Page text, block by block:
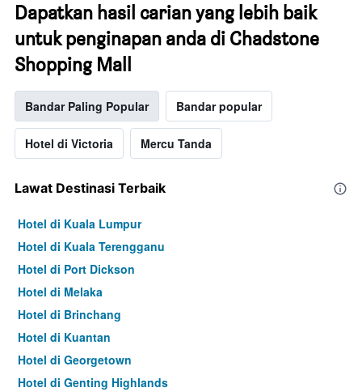
Dapatkan hasil carian yang lebih baik
untuk penginapan anda di Chadstone
Shopping Mall
Bandar Paling Popular Bandar popular
Hotel di Victoria Mercu Tanda
Lawat Destinasi Terbaik
Hotel di Kuala Lumpur
Hotel di Kuala Terengganu
Hotel di Port Dickson
Hotel di Melaka
Hotel di Brinchang
Hotel di Kuantan
Hotel di Georgetown
Hotel di Genting Highlands